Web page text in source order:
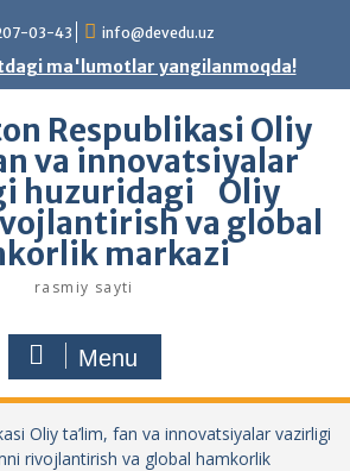
03-43 info@devedu.uz
ma'lumotlar yangilanmoqda!
Respublikasi Oliy
va innovatsiyalar
huzuridagi Oliy
va global
markazi
rasmiy sayti
Menu
Oliy ta’lim, fan va innovatsiyalar vazirligi
rivojlantirish va global hamkorlik